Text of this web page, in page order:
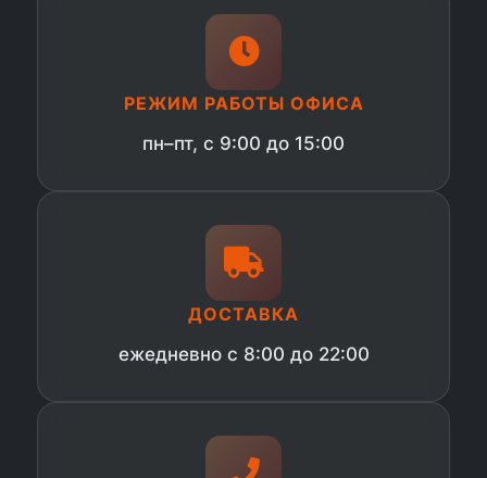
РЕЖИМ РАБОТЫ ОФИСА
пн–пт, с 9:00 до 15:00
ДОСТАВКА
ежедневно с 8:00 до 22:00